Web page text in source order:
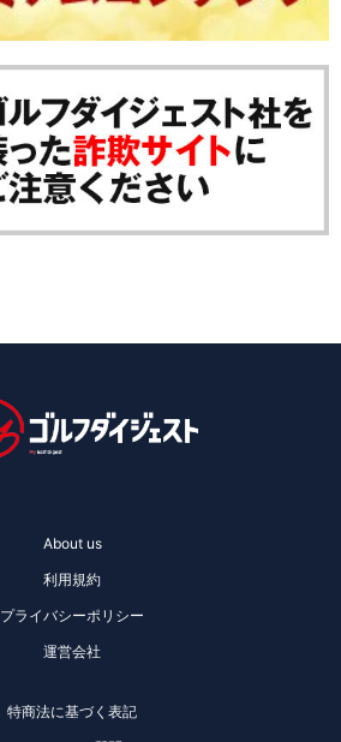
About us
利用規約
プライバシーポリシー
運営会社
特商法に基づく表記